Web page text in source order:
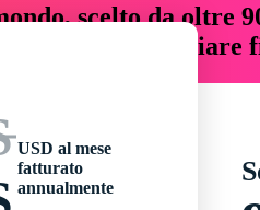
scelto da oltre
fanno risparmiare
USD al mese
fatturato
annualmente